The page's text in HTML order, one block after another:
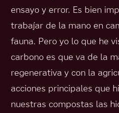
ensayo y error. Es bien
trabajar de la mano en
fauna. Pero yo lo que he
carbono es que va de la
regenerativa y con la
acciones principales que
nuestras compostas las